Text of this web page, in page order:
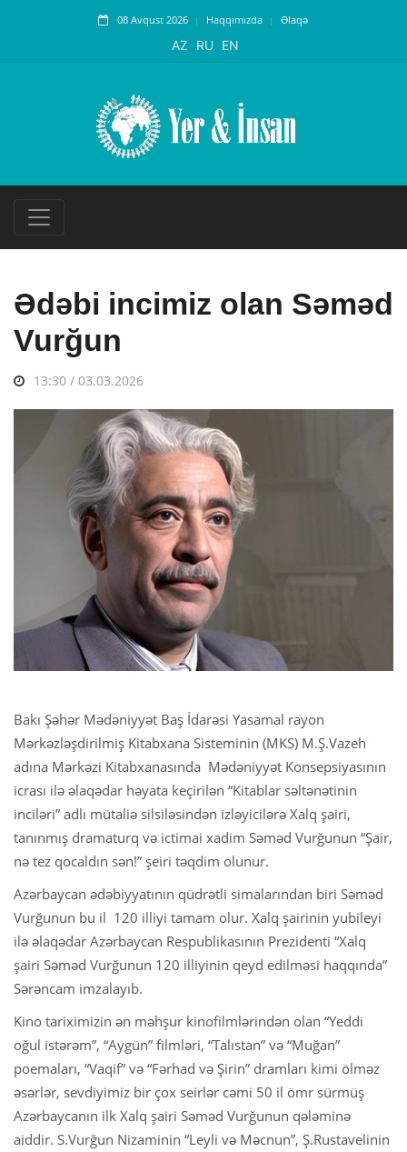
08 Avqust 2026 Haqqımızda Əlaqə
AZ RU EN
Ədəbi incimiz olan Səməd
Vurğun
13:30 / 03.03.2026
Bakı Şəhər Mədəniyyət Baş İdarəsi Yasamal rayon
Mərkəzləşdirilmiş Kitabxana Sisteminin (MKS) M.Ş.Vazeh
adına Mərkəzi Kitabxanasında Mədəniyyət Konsepsiyasının
icrası ilə əlaqədar həyata keçirilən “Kitablar səltənətinin
inciləri” adlı mütaliə silsiləsindən izləyicilərə Xalq şairi,
tanınmış dramaturq və ictimai xadim Səməd Vurğunun “Şair,
nə tez qocaldın sən!” şeiri təqdim olunur.
Azərbaycan ədəbiyyatının qüdrətli simalarından biri Səməd
Vurğunun bu il 120 illiyi tamam olur. Xalq şairinin yubileyi
ilə əlaqədar Azərbaycan Respublikasının Prezidenti “Xalq
şairi Səməd Vurğunun 120 illiyinin qeyd edilməsi haqqında”
Sərəncam imzalayıb.
Kino tariximizin ən məhşur kinofilmlərindən olan “Yeddi
oğul istərəm”, “Aygün” filmləri, “Talıstan” və “Muğan”
poemaları, “Vaqif” və “Fərhad və Şirin” dramları kimi ölməz
əsərlər, sevdiyimiz bir çox seirlər cəmi 50 il ömr sürmüş
Azərbaycanın ilk Xalq şairi Səməd Vurğunun qələminə
aiddir. S.Vurğun Nizaminin “Leyli və Məcnun”, Ş.Rustavelinin